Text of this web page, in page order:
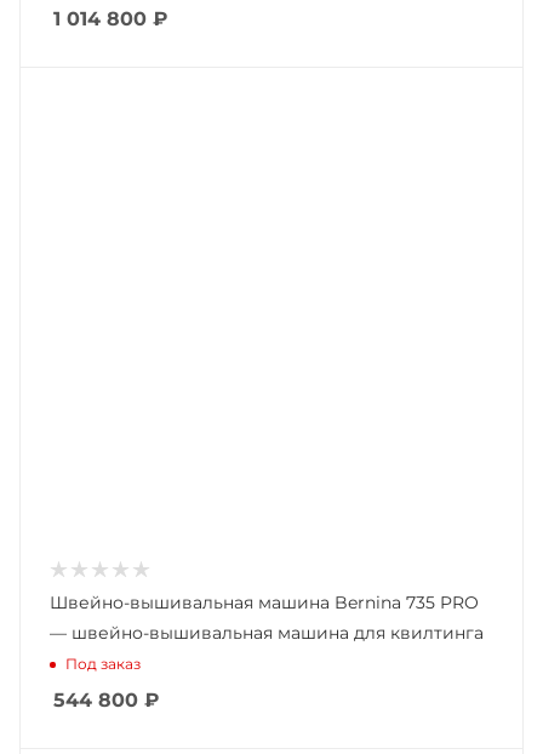
1 014 800 ₽
Швейно-вышивальная машина Bernina 735 PRO
— швейно-вышивальная машина для квилтинга
Под заказ
544 800 ₽